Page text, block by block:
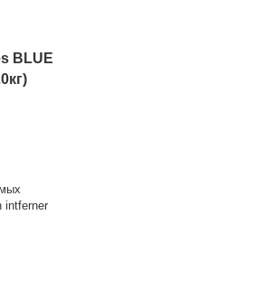
BLUE
intferner